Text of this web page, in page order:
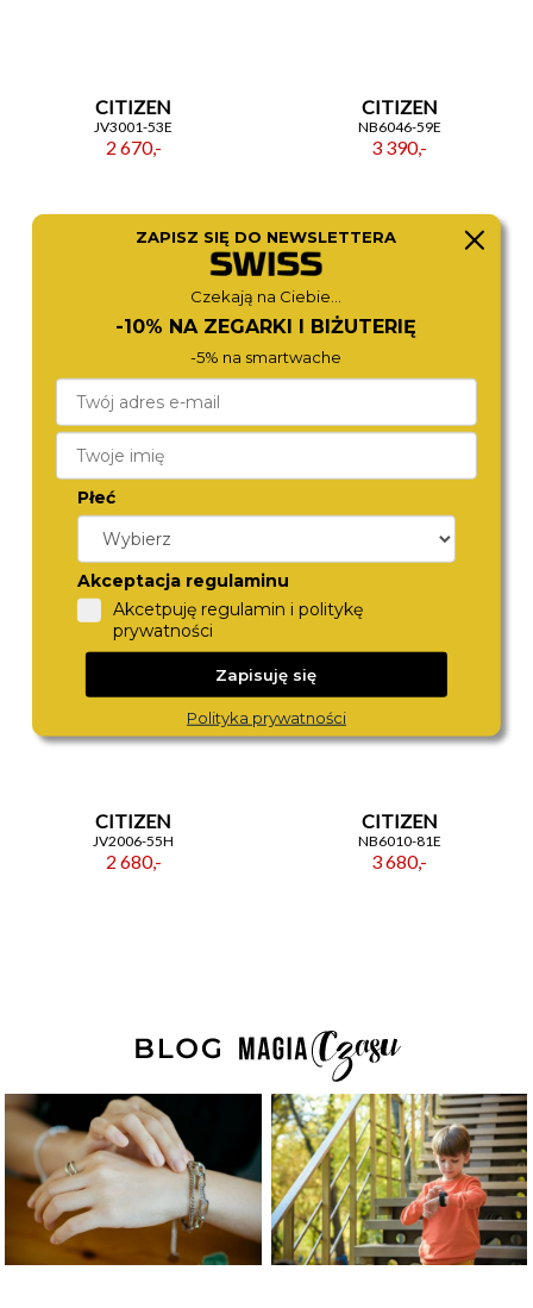
CITIZEN
JV3001-53E
2 670,-
CITIZEN
NB6046-59E
3 390,-
ROAMER
996983 41 55 20
2 980,-
965985 41 85 20
CITIZEN
JV2006-55H
2 680,-
CITIZEN
NB6010-81E
3 680,-
ZAPISZ SIĘ DO NEWSLETTERA
Czekają na Ciebie...
-10% NA ZEGARKI I BIŻUTERIĘ
-5% na smartwache
Płeć
Akceptacja regulaminu
Akcetpuję regulamin i politykę
prywatności
Zapisuję się
Polityka prywatności